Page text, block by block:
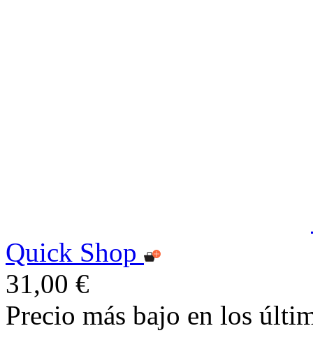
Quick Shop
31,00 €
Precio más bajo en los